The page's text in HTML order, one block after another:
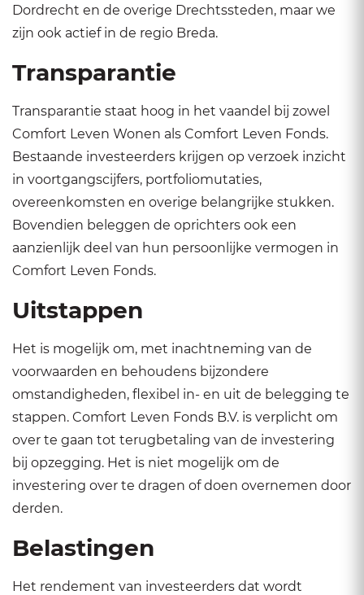
Dordrecht en de overige Drechtssteden, maar we
zijn ook actief in de regio Breda.
Transparantie
Transparantie staat hoog in het vaandel bij zowel
Comfort Leven Wonen als Comfort Leven Fonds.
Bestaande investeerders krijgen op verzoek inzicht
in voortgangscijfers, portfoliomutaties,
overeenkomsten en overige belangrijke stukken.
Bovendien beleggen de oprichters ook een
aanzienlijk deel van hun persoonlijke vermogen in
Comfort Leven Fonds.
Uitstappen
Het is mogelijk om, met inachtneming van de
voorwaarden en behoudens bijzondere
omstandigheden, flexibel in- en uit de belegging te
stappen. Comfort Leven Fonds B.V. is verplicht om
over te gaan tot terugbetaling van de investering
bij opzegging. Het is niet mogelijk om de
investering over te dragen of doen overnemen door
derden.
Belastingen
Het rendement van investeerders dat wordt